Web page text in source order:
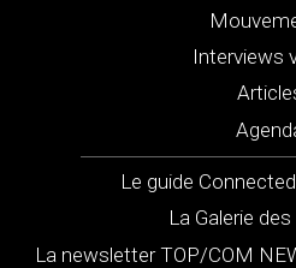
Interviews
Le guide
La Galerie
La newsletter TOP/COM